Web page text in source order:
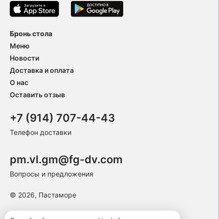
Бронь стола
Меню
Новости
Доставка и оплата
О нас
Оставить отзыв
+7 (914) 707-44-43
Телефон доставки
pm.vl.gm@fg-dv.com
Вопросы и предложения
© 2026, Пастаморе